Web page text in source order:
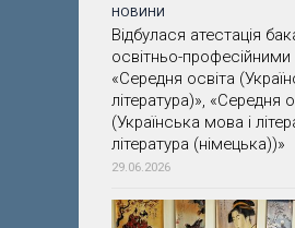
НОВИНИ
Відбулася атестація
освітньо-
«Середня освіта
література)», «Середня
(Українська мова і
література (німецька))»
29.06.2026